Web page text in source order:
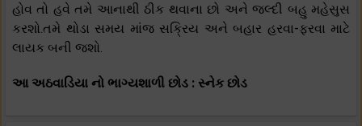
હોવ તો હવે તમે આનાથી ઠીક થવાના છો અને જલ્દી બહુ મહેસુસ
કરશો.તમે થોડા સમય માંજ સક્રિય અને બહાર હરવા-ફરવા માટે
લાયક બની જશો.
આ અઠવાડિયા નો ભાગ્યશાળી છોડ : સ્નેક છોડ